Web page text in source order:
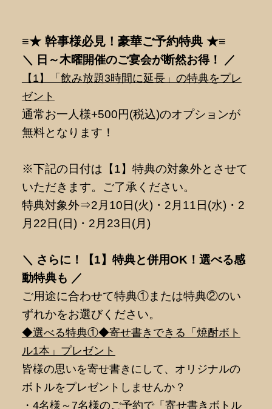
≡★ 幹事様必見！豪華ご予約特典 ★≡
＼ 日～木曜開催のご宴会が断然お得！ ／
【1】「飲み放題3時間に延長」の特典をプレ
ゼント
通常お一人様+500円(税込)のオプションが
無料となります！
※下記の日付は【1】特典の対象外とさせて
いただきます。ご了承ください。
特典対象外⇒2月10日(火)・2月11日(水)・2
月22日(日)・2月23日(月)
＼ さらに！【1】特典と併用OK！選べる感
動特典も ／
ご用途に合わせて特典①または特典②のい
ずれかをお選びください。
◆選べる特典①◆寄せ書きできる「焼酎ボト
ル1本」プレゼント
皆様の思いを寄せ書きにして、オリジナルの
ボトルをプレゼントしませんか？
・4名様～7名様のご予約で「寄せ書きボトル